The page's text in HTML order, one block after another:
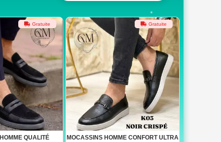
Gratuite
CONFORT ULTRA
Gratuite
MOCASSINS HOMME TENDANCE 2026